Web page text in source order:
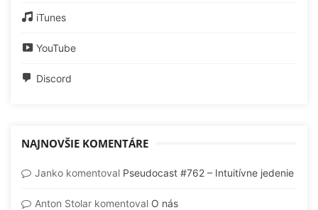
iTunes
YouTube
Discord
NAJNOVŠIE KOMENTÁRE
Janko komentoval Pseudocast #762 – Intuitívne jedenie
Anton Stolar komentoval O nás